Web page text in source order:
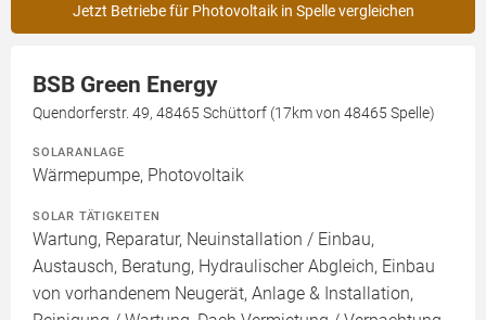
Jetzt Betriebe für Photovoltaik in Spelle vergleichen
BSB Green Energy
Quendorferstr. 49, 48465 Schüttorf (17km von 48465 Spelle)
SOLARANLAGE
Wärmepumpe, Photovoltaik
SOLAR TÄTIGKEITEN
Wartung, Reparatur, Neuinstallation / Einbau,
Austausch, Beratung, Hydraulischer Abgleich, Einbau
von vorhandenem Neugerät, Anlage & Installation,